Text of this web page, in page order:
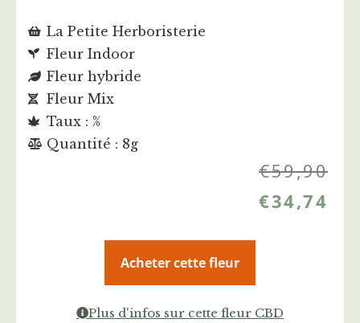
La Petite Herboristerie
Fleur Indoor
Fleur hybride
Fleur Mix
Taux : %
Quantité : 8g
€59,90
€34,74
Acheter cette fleur
Plus d'infos sur cette fleur CBD